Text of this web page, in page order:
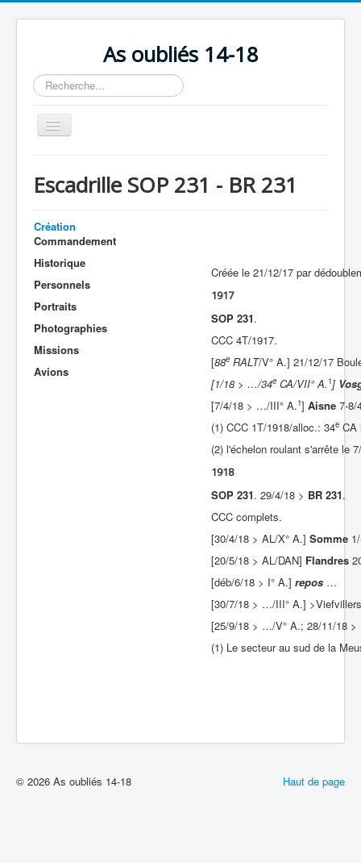
As oubliés 14-18
Rechercher
Basculer
la
Chronologie
Escadrilles
Organisation
Avions
Personnels
Formation
Doctrines
Escadrille SOP 231 - BR 231
Création
Commandement
Historique
Personnels
Portraits
Photographies
Missions
Avions
Créée le 21/12/17 par
1917
SOP 231.
CCC 4T/1917.
[88e RALT/V° A.] 21/12/17
[1/18 > …/34e CA/VII° A. 1]
[7/4/18 > …/III° A.1] Aisne 7-8/
(1) CCC 1T/1918/alloc.: 34e CA
(2) l'échelon roulant s'arrête le
1918
SOP 231. 29/4/18 > BR 231.
CCC complets.
[30/4/18 > AL/X° A.] Somme
[20/5/18 > AL/DAN] Flandres
[déb/6/18 > I° A.] repos …
[30/7/18 > …/III° A.]
[25/9/18 > …/V° A.; 28/11/18
(1) Le secteur au sud de la
Haut de page
© 2026 As oubliés 14-18